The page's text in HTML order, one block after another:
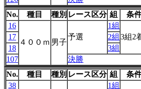
No.
種目 種別 レース区分 組 条
16
４００ｍ 男子
予選
1組
3組2
17
2組
18
3組
107
決勝
No.
種目 種別 レース区分 組 条
38
1組